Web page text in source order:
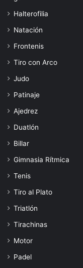
Halterofilia
Natación
Frontenis
Tiro con Arco
Judo
Patinaje
Ajedrez
Duatlón
Billar
Gimnasia Rítmica
Tenis
Tiro al Plato
Triatlón
Tirachinas
Motor
Padel